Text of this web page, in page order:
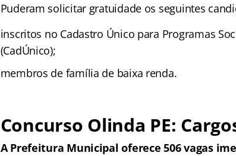
Puderam solicitar gratuidade os seguintes
inscritos no Cadastro Único para Programas
(CadÚnico);
membros de família de baixa renda.
Concurso Olinda PE:
A Prefeitura Municipal oferece 506 vagas